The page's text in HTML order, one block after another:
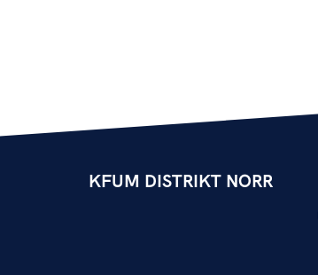
KFUM DISTRIKT NORR